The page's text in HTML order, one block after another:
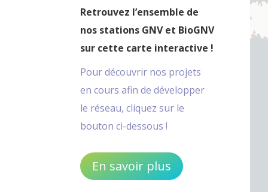
Retrouvez l’ensemble de
nos stations GNV et BioGNV
sur cette carte interactive !
Pour découvrir nos projets
en cours afin de développer
le réseau, cliquez sur le
bouton ci-dessous !
En savoir plus